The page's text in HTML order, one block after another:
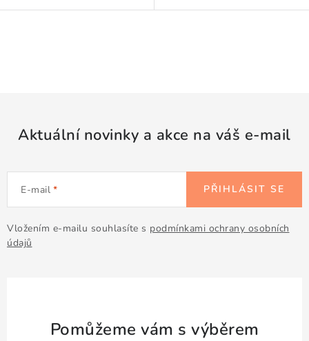
í
r
v
k
Aktuální novinky a akce na váš e-mail
E-mail
Vložením e-mailu souhlasíte s podmínkami ochrany osobních
údajů
PŘIHLÁSIT SE
Pomůžeme vám s výběrem